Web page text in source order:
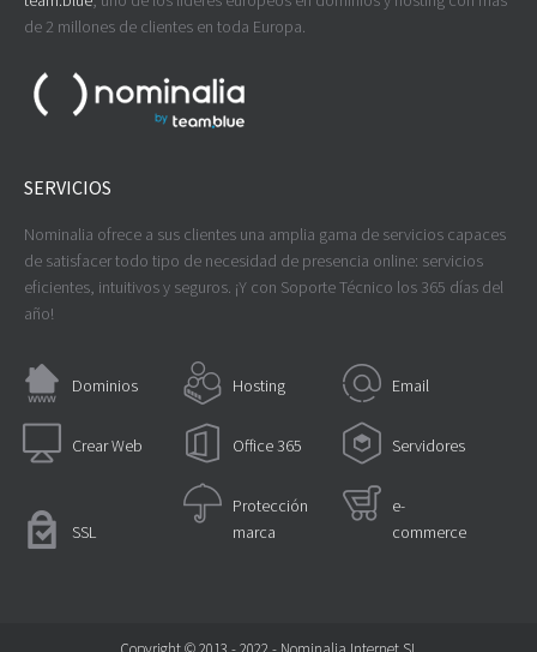
de 2 millones de clientes en toda Europa.
SERVICIOS
Nominalia ofrece a sus clientes una amplia gama de servicios capaces
de satisfacer todo tipo de necesidad de presencia online: servicios
eficientes, intuitivos y seguros. ¡Y con Soporte Técnico los 365 días del
año!
Dominios Hosting Email
Crear Web Office 365 Servidores
SSL
Protección
marca
e-
commerce